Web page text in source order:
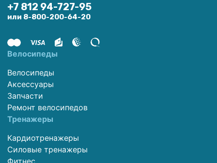
+7 812 94-727-95
или 8-800-200-64-20
Велосипеды
Велосипеды
Аксессуары
Запчасти
Ремонт велосипедов
Тренажеры
Кардиотренажеры
Силовые тренажеры
Фитнес